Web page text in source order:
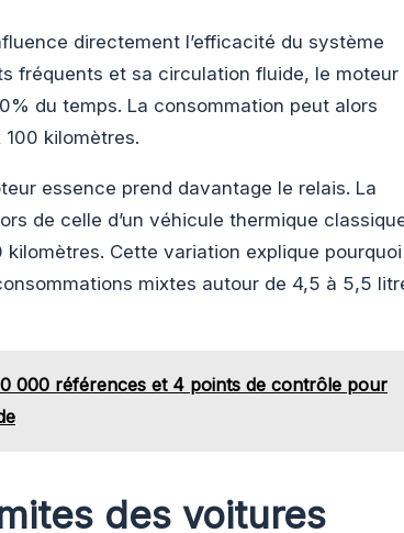
directement l’efficacité du système
fréquents et sa circulation fluide, le moteur
du temps. La consommation peut alors
kilomètres.
essence prend davantage le relais. La
de celle d’un véhicule thermique
Cette variation explique
mixtes autour de 4,5 à 5,5
000 références et 4 points de contrôle pour
des voitures